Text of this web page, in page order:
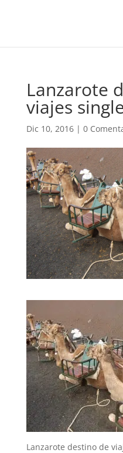
Lanzarote
viajes
Dic 10, 2016| 0
Lanzarote destino de